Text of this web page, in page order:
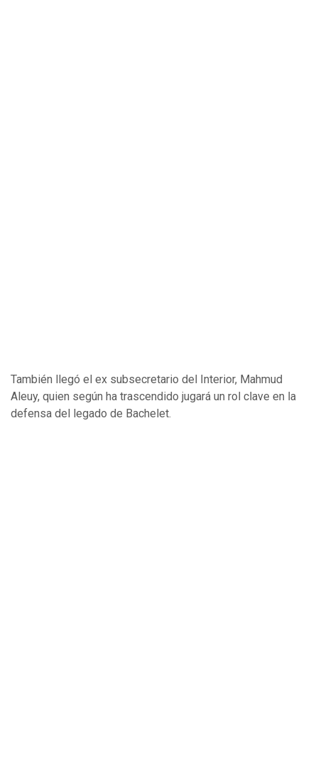
También llegó el ex subsecretario del Interior, Mahmud
Aleuy, quien según ha trascendido jugará un rol clave en la
defensa del legado de Bachelet.